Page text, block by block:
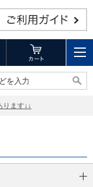
を入力
を入力
ります↓↓